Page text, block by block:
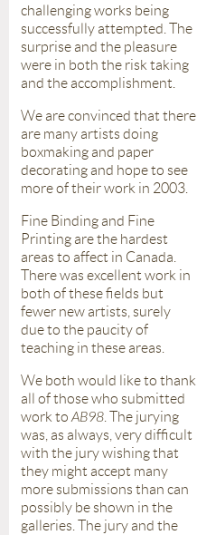
challenging works being
successfully attempted. The
surprise and the pleasure
were in both the risk taking
and the accomplishment.
We are convinced that there
are many artists doing
boxmaking and paper
decorating and hope to see
more of their work in 2003.
Fine Binding and Fine
Printing are the hardest
areas to affect in Canada.
There was excellent work in
both of these fields but
fewer new artists, surely
due to the paucity of
teaching in these areas.
We both would like to thank
all of those who submitted
work toAB98. The jurying
was, as always, very difficult
with the jury wishing that
they might accept many
more submissions than can
possibly be shown in the
galleries. The jury and the